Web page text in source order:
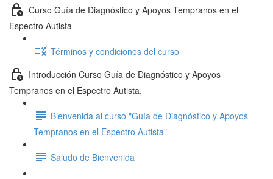
Curso Guía de Diagnóstico y Apoyos Tempranos en el
Espectro Autista
Términos y condiciones del curso
Introducción Curso Guía de Diagnóstico y Apoyos
Tempranos en el Espectro Autista.
Bienvenida al curso "Guía de Diagnóstico y Apoyos
Tempranos en el Espectro Autista"
Saludo de Bienvenida